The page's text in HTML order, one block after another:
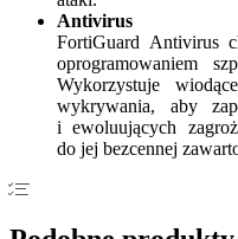
Antivirus
FortiGuard Antivirus
oprogramowaniem
Wykorzystuje
wykrywania, aby
i ewoluujących
do jej bezcennej